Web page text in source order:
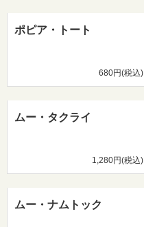
ポピア・トート
680円(税込)
ムー・タクライ
1,280円(税込)
ムー・ナムトック